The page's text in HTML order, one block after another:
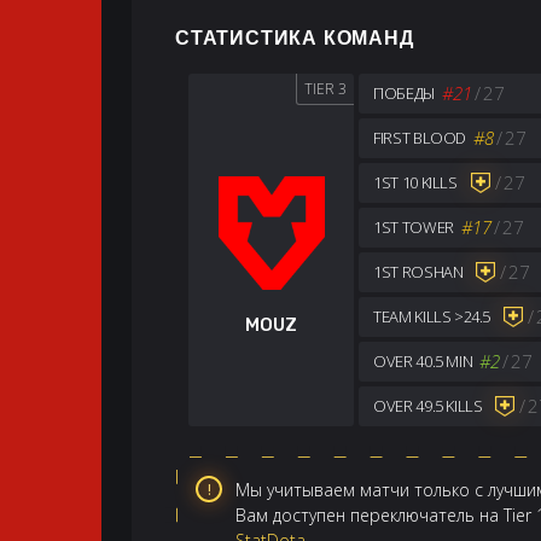
СТАТИСТИКА КОМАНД
MOUZ
TIER 3 ПОБЕДЫ #21 /27
FIRST BLOOD #8/27
1ST 10 KILLS /27
1ST TOWER #17/27
1ST ROSHAN /27
TEAM KILLS >24.5 /
OVER 40.5 MIN #2/27
OVER 49.5 KILLS /
Мы учитываем матчи только с
Вам доступен переключатель на